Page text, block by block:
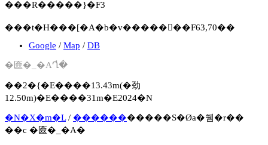
���R�����}�F3
���t�H���[�A�b�v�����񍐏��F63,70��
Google / Map / DB
�匳�_�АՂ̓�
��2�{�E����13.43m(�劲
12.50m)�E����31m�E2024�N
�N�X�m�L/ �����������S�Øa�쒬�r��
��c �匳�_�А�